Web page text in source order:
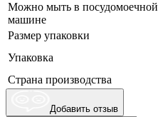
Можно мыть в посудомоечной
машине
Размер упаковки
Упаковка
Страна производства
Добавить отзыв